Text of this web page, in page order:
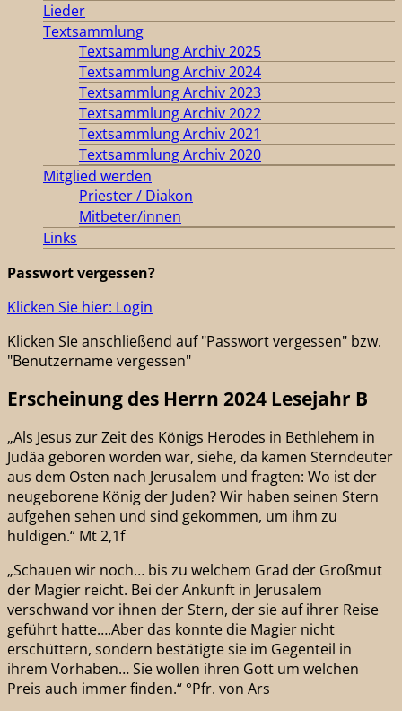
Lieder
Textsammlung
Textsammlung Archiv 2025
Textsammlung Archiv 2024
Textsammlung Archiv 2023
Textsammlung Archiv 2022
Textsammlung Archiv 2021
Textsammlung Archiv 2020
Mitglied werden
Priester / Diakon
Mitbeter/innen
Links
Passwort vergessen?
Klicken Sie hier: Login
Klicken SIe anschließend auf "Passwort vergessen" bzw.
"Benutzername vergessen"
Erscheinung des Herrn 2024 Lesejahr B
„Als Jesus zur Zeit des Königs Herodes in Bethlehem in
Judäa geboren worden war, siehe, da kamen Sterndeuter
aus dem Osten nach Jerusalem und fragten: Wo ist der
neugeborene König der Juden? Wir haben seinen Stern
aufgehen sehen und sind gekommen, um ihm zu
huldigen.“ Mt 2,1f
„Schauen wir noch… bis zu welchem Grad der Großmut
der Magier reicht. Bei der Ankunft in Jerusalem
verschwand vor ihnen der Stern, der sie auf ihrer Reise
geführt hatte….Aber das konnte die Magier nicht
erschüttern, sondern bestätigte sie im Gegenteil in
ihrem Vorhaben… Sie wollen ihren Gott um welchen
Preis auch immer finden.“ °Pfr. von Ars